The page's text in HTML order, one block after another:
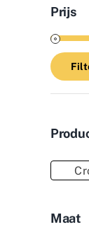
Prijs
Min.
prijs
Max.
prijs
Maat